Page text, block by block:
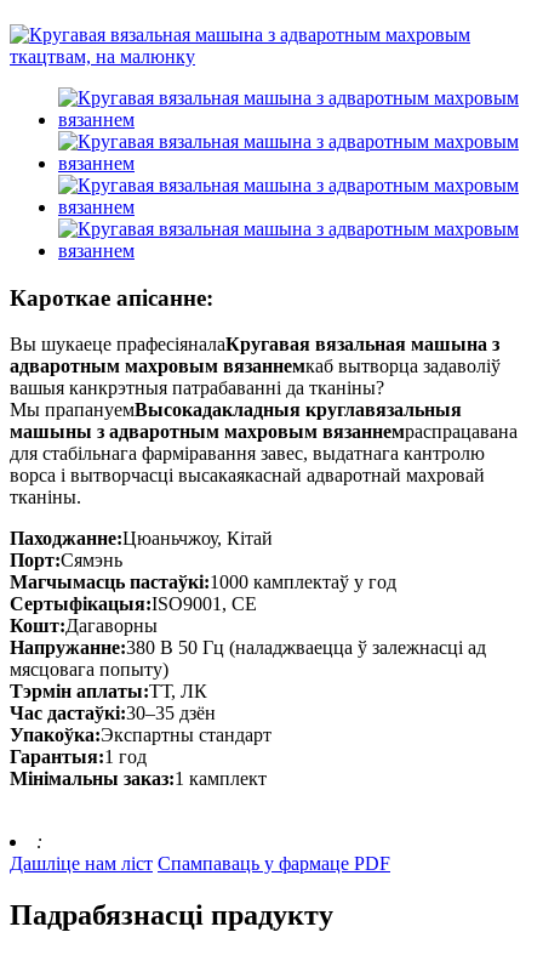
Кароткае апісанне:
Вы шукаеце прафесіяналаКругавая вязальная машына з
адваротным махровым вязаннемкаб вытворца задаволіў
вашыя канкрэтныя патрабаванні да тканіны?
Мы прапануемВысокадакладныя круглавязальныя
машыны з адваротным махровым вязаннемраспрацавана
для стабільнага фарміравання завес, выдатнага кантролю
ворса і вытворчасці высакаякаснай адваротнай махровай
тканіны.
Паходжанне:Цюаньчжоу, Кітай
Порт:Сямэнь
Магчымасць пастаўкі:1000 камплектаў у год
Сертыфікацыя:ISO9001, CE
Кошт:Дагаворны
Напружанне:380 В 50 Гц (наладжваецца ў залежнасці ад
мясцовага попыту)
Тэрмін аплаты:ТТ, ЛК
Час дастаўкі:30–35 дзён
Упакоўка:Экспартны стандарт
Гарантыя:1 год
Мінімальны заказ:1 камплект
:
Дашліце нам ліст Спампаваць у фармаце PDF
Падрабязнасці прадукту